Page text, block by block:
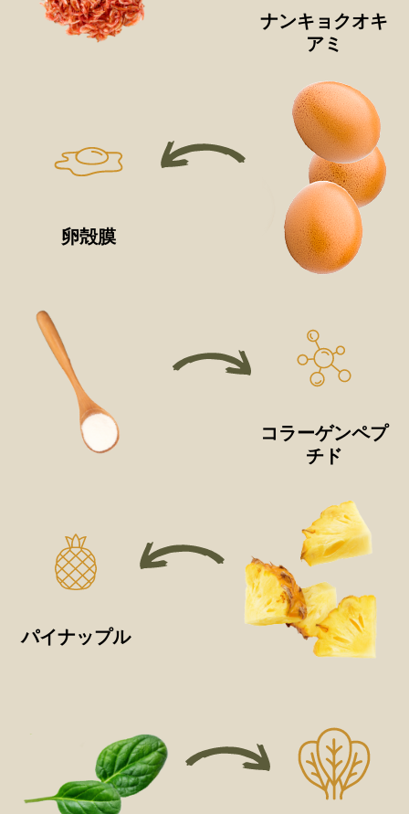
ナンキョクオキ
アミ
卵殻膜
コラーゲンペプ
チド
パイナップル